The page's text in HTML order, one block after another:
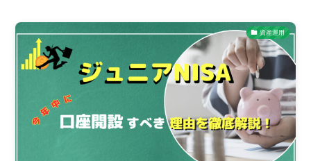
資産運用